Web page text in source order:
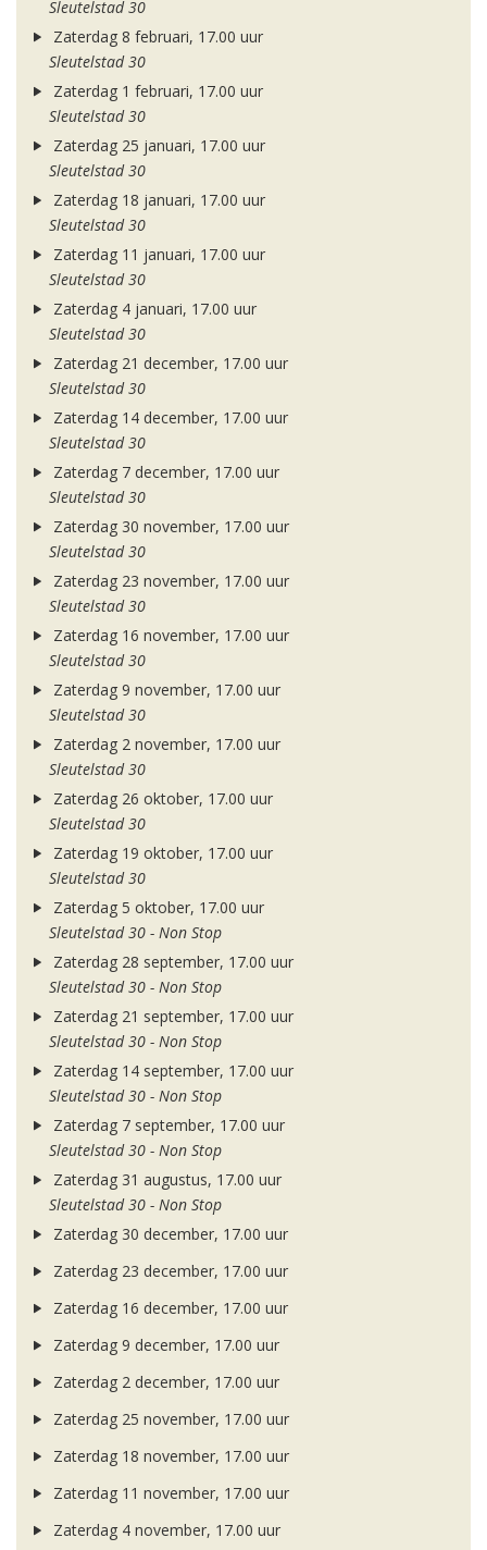
Sleutelstad 30
Zaterdag 8 februari, 17.00 uur
Sleutelstad 30
Zaterdag 1 februari, 17.00 uur
Sleutelstad 30
Zaterdag 25 januari, 17.00 uur
Sleutelstad 30
Zaterdag 18 januari, 17.00 uur
Sleutelstad 30
Zaterdag 11 januari, 17.00 uur
Sleutelstad 30
Zaterdag 4 januari, 17.00 uur
Sleutelstad 30
Zaterdag 21 december, 17.00 uur
Sleutelstad 30
Zaterdag 14 december, 17.00 uur
Sleutelstad 30
Zaterdag 7 december, 17.00 uur
Sleutelstad 30
Zaterdag 30 november, 17.00 uur
Sleutelstad 30
Zaterdag 23 november, 17.00 uur
Sleutelstad 30
Zaterdag 16 november, 17.00 uur
Sleutelstad 30
Zaterdag 9 november, 17.00 uur
Sleutelstad 30
Zaterdag 2 november, 17.00 uur
Sleutelstad 30
Zaterdag 26 oktober, 17.00 uur
Sleutelstad 30
Zaterdag 19 oktober, 17.00 uur
Sleutelstad 30
Zaterdag 5 oktober, 17.00 uur
Sleutelstad 30 - Non Stop
Zaterdag 28 september, 17.00 uur
Sleutelstad 30 - Non Stop
Zaterdag 21 september, 17.00 uur
Sleutelstad 30 - Non Stop
Zaterdag 14 september, 17.00 uur
Sleutelstad 30 - Non Stop
Zaterdag 7 september, 17.00 uur
Sleutelstad 30 - Non Stop
Zaterdag 31 augustus, 17.00 uur
Sleutelstad 30 - Non Stop
Zaterdag 30 december, 17.00 uur
Zaterdag 23 december, 17.00 uur
Zaterdag 16 december, 17.00 uur
Zaterdag 9 december, 17.00 uur
Zaterdag 2 december, 17.00 uur
Zaterdag 25 november, 17.00 uur
Zaterdag 18 november, 17.00 uur
Zaterdag 11 november, 17.00 uur
Zaterdag 4 november, 17.00 uur